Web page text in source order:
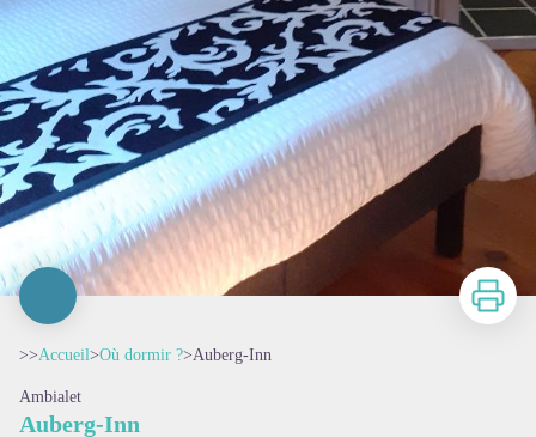
Imprimer
>>Accueil>Où dormir ?>Auberg-Inn
Ambialet
Auberg-Inn